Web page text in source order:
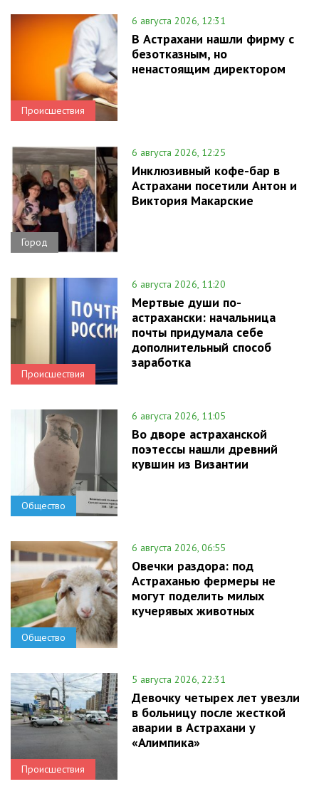
Происшествия
6 августа 2026, 12:31
В Астрахани нашли фирму с
безотказным, но
ненастоящим директором
Город
6 августа 2026, 12:25
Инклюзивный кофе-бар в
Астрахани посетили Антон и
Виктория Макарские
Происшествия
6 августа 2026, 11:20
Мертвые души по-
астрахански: начальница
почты придумала себе
дополнительный способ
заработка
Общество
6 августа 2026, 11:05
Во дворе астраханской
поэтессы нашли древний
кувшин из Византии
Общество
6 августа 2026, 06:55
Овечки раздора: под
Астраханью фермеры не
могут поделить милых
кучерявых животных
Происшествия
5 августа 2026, 22:31
Девочку четырех лет увезли
в больницу после жесткой
аварии в Астрахани у
«Алимпика»